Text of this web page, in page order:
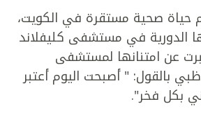
حياة صحية مستقرة في الكويت،
الدورية في مستشفى كليفلاند
عن امتنانها لمستشفى
بالقول: " أصبحت اليوم أعتبر
بكل فخر".